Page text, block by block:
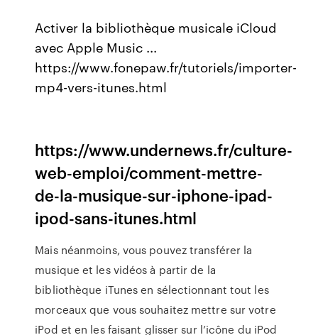
Activer la bibliothèque musicale iCloud
avec Apple Music ...
https://www.fonepaw.fr/tutoriels/importer-
mp4-vers-itunes.html
https://www.undernews.fr/culture-
web-emploi/comment-mettre-
de-la-musique-sur-iphone-ipad-
ipod-sans-itunes.html
Mais néanmoins, vous pouvez transférer la
musique et les vidéos à partir de la
bibliothèque iTunes en sélectionnant tout les
morceaux que vous souhaitez mettre sur votre
iPod et en les faisant glisser sur l’icône du iPod